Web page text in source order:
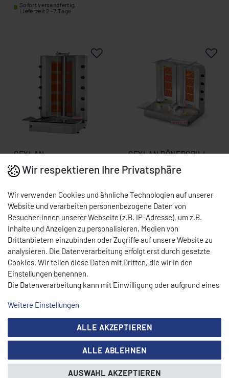
Sofort versandfertig,
Lieferzeit 2 -7 Tage
CEYLAN
DÖNER-/GYROSGRILL
CY-TYP V10 – 2 × 5
MBAR – MOTOR UNTEN –
EDELSTAHL VERKAUF
NUR IN NRW 0009-
K225V-20
Art.-Nr.: 0009-K225V-20
UVP 2.280,00 €
Sofort versandfertig,
Lieferzeit 2 -7 Tage
CEYLAN DÖNERGRILL
KLG 224 T (K-TWIN 8) -
BEWEGLICH - "PROPAN"
Art.-Nr.: 0009-1150
UVP 2.320,00 €
Sofort versandfertig,
Lieferzeit 2 -7 Tage
CEYLAN DÖNERGRILL
KLG 153 T (CY-TWIN6) –
CEYLAN DÖNERGRILL -
K-153-T (CY-TWIN6) -
Wir respektieren Ihre Privatsphäre
Wir verwenden Cookies und ähnliche Technologien auf unserer
Website und verarbeiten personenbezogene Daten von
Besucher:innen unserer Webseite (z.B. IP-Adresse), um z.B.
Inhalte und Anzeigen zu personalisieren, Medien von
Drittanbietern einzubinden oder Zugriffe auf unsere Website zu
analysieren. Die Datenverarbeitung erfolgt erst durch gesetzte
Cookies. Wir teilen diese Daten mit Dritten, die wir in den
Einstellungen benennen.
Die Datenverarbeitung kann mit Einwilligung oder aufgrund eines
oder abgelehnt werden. Es besteht das Recht, nicht einzuwilligen
und die Einwilligung zu einem späteren Zeitpunkt zu ändern oder
zu widerrufen. Beachten Sie unserImpressum
Hinweise zur Verwendung personenbezogener Daten in unserer
Weitere Einstellungen
ALLE AKZEPTIEREN
ALLE ABLEHNEN
AUSWAHL AKZEPTIEREN